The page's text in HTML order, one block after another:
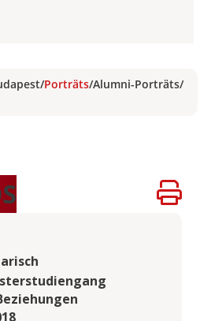
/Porträts/Alumni-Porträts/